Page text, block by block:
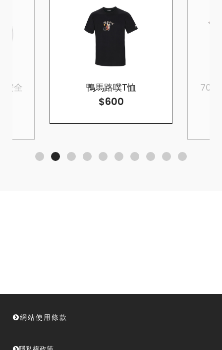
安全 鴨馬路噗T恤
$600
70
網站使用條款